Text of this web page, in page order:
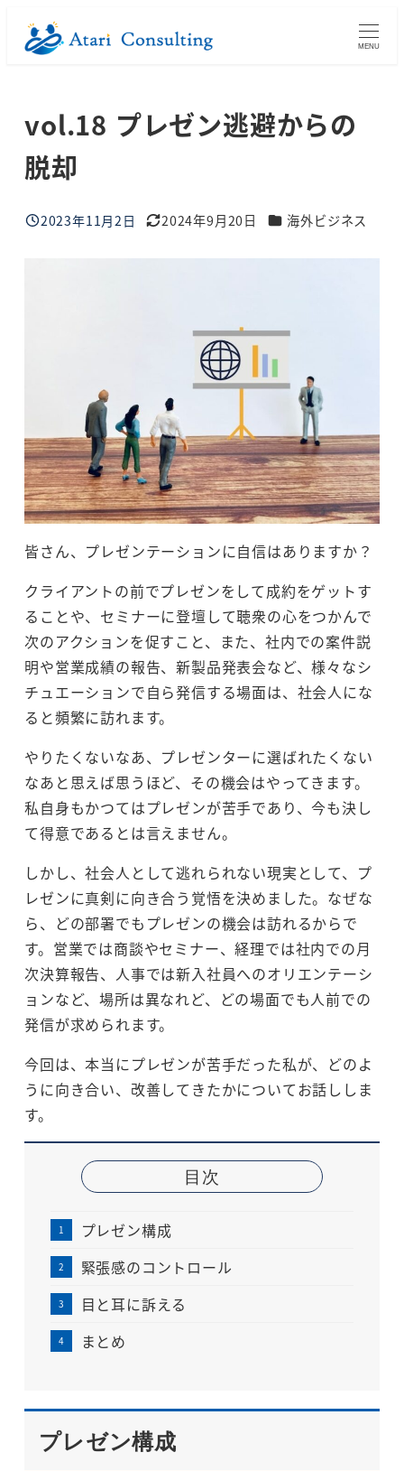
MENU
vol.18 プレゼン逃避からの
脱却
投稿日
2023年11月2日
更新日
2024年9月20日 ブログカテゴリー
海外ビジネス
皆さん、プレゼンテーションに自信はありますか？
クライアントの前でプレゼンをして成約をゲットす
ることや、セミナーに登壇して聴衆の心をつかんで
次のアクションを促すこと、また、社内での案件説
明や営業成績の報告、新製品発表会など、様々なシ
チュエーションで自ら発信する場面は、社会人にな
ると頻繁に訪れます。
やりたくないなあ、プレゼンターに選ばれたくない
なあと思えば思うほど、その機会はやってきます。
私自身もかつてはプレゼンが苦手であり、今も決し
て得意であるとは言えません。
しかし、社会人として逃れられない現実として、プ
レゼンに真剣に向き合う覚悟を決めました。なぜな
ら、どの部署でもプレゼンの機会は訪れるからで
す。営業では商談やセミナー、経理では社内での月
次決算報告、人事では新入社員へのオリエンテーシ
ョンなど、場所は異なれど、どの場面でも人前での
発信が求められます。
今回は、本当にプレゼンが苦手だった私が、どのよ
うに向き合い、改善してきたかについてお話ししま
す。
目次
プレゼン構成
緊張感のコントロール
目と耳に訴える
まとめ
プレゼン構成